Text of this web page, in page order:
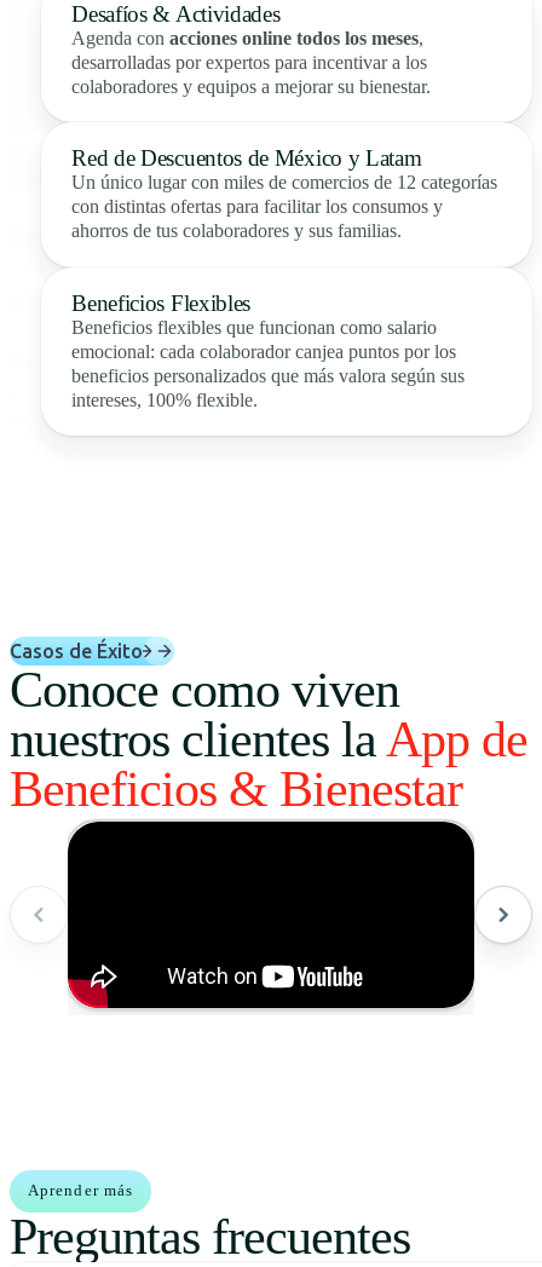
Desafíos & Actividades
Agenda conacciones online todos los meses,
desarrolladas por expertos para incentivar a los
colaboradores y equipos a mejorar su bienestar.
Red de Descuentos de México y Latam
Un único lugar con miles de comercios de 12 categorías
con distintas ofertas para facilitar los consumos y
ahorros de tus colaboradores y sus familias.
Beneficios Flexibles
Beneficios flexibles que funcionan como salario
emocional: cada colaborador canjea puntos por los
beneficios personalizados que más valora según sus
intereses, 100% flexible.
Casos de Éxito
Conoce como viven
nuestros clientes laApp de
Beneficios & Bienestar
Aprender más
Preguntas frecuentes